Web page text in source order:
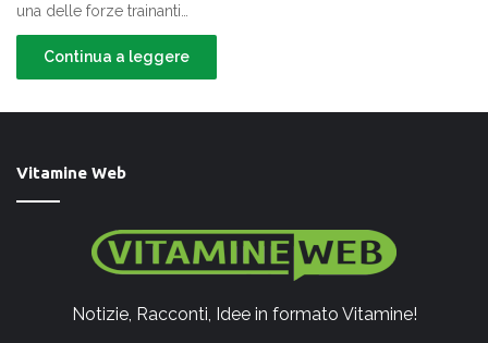
una delle forze trainanti…
Continua a leggere
Vitamine Web
Notizie, Racconti, Idee in formato Vitamine!